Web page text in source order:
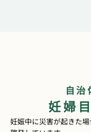
自治
妊婦
妊娠中に災害が起きた